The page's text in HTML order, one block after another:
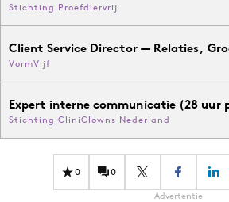
Stichting Proefdiervrij
Client Service Director — Relaties,
VormVijf
Expert interne communicatie (28 uur
Stichting CliniClowns Nederland
0 0
Advertentie